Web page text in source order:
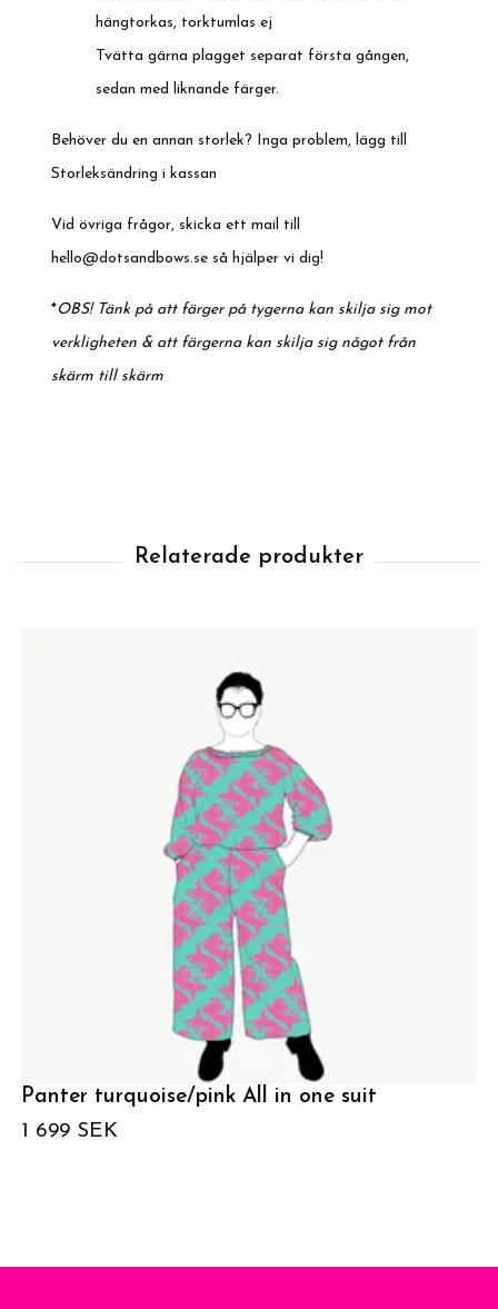
hängtorkas, torktumlas ej
Tvätta gärna plagget separat första gången,
sedan med liknande färger.
Behöver du en annan storlek? Inga problem, lägg till
Storleksändring i kassan
Vid övriga frågor, skicka ett mail till
hello@dotsandbows.se så hjälper vi dig!
*OBS! Tänk på att färger på tygerna kan skilja sig mot
verkligheten & att färgerna kan skilja sig något från
skärm till skärm
Panter turquoise/pink All in one suit
1 699 SEK